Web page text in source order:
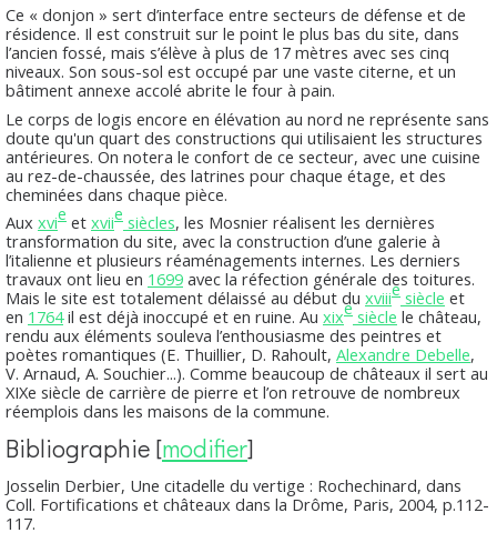
Ce « donjon » sert d’interface entre secteurs de défense et de
résidence. Il est construit sur le point le plus bas du site, dans
l’ancien fossé, mais s’élève à plus de 17 mètres avec ses cinq
niveaux. Son sous-sol est occupé par une vaste citerne, et un
bâtiment annexe accolé abrite le four à pain.
Le corps de logis encore en élévation au nord ne représente sans
doute qu'un quart des constructions qui utilisaient les structures
antérieures. On notera le confort de ce secteur, avec une cuisine
au rez-de-chaussée, des latrines pour chaque étage, et des
cheminées dans chaque pièce.
Aux xvie et xviie siècles, les Mosnier réalisent les dernières
transformation du site, avec la construction d’une galerie à
l’italienne et plusieurs réaménagements internes. Les derniers
travaux ont lieu en 1699 avec la réfection générale des toitures.
Mais le site est totalement délaissé au début du xviiie siècle et
en 1764il est déjà inoccupé et en ruine. Au xixe siècle le château,
rendu aux éléments souleva l’enthousiasme des peintres et
poètes romantiques (E. Thuillier, D. Rahoult, Alexandre Debelle,
V. Arnaud, A. Souchier...). Comme beaucoup de châteaux il sert au
XIXe siècle de carrière de pierre et l’on retrouve de nombreux
réemplois dans les maisons de la commune.
Bibliographie [modifier]
Josselin Derbier, Une citadelle du vertige : Rochechinard, dans
Coll. Fortifications et châteaux dans la Drôme, Paris, 2004, p.112-
117.